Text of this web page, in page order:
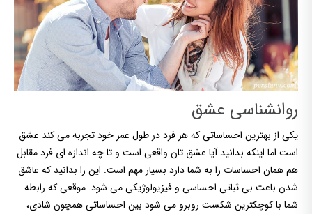
روانشناسی عشق
یکی از بهترین احساساتی که هر فرد در طول عمر خود تجربه می کند عشق
است اما اینکه بدانید آیا عشق تان واقعی است و تا چه اندازه ای فرد مقابل
هم همان احساسات را به شما دارد بسیار مهم است. این را بدانید که عاشق
شدن باعث بی ثباتی احساسی و فیزیولوژیکی می شود. موقعی که رابطه
شما با کوچکترین شکست روبرو می شود بین احساساتی همچون شادی،